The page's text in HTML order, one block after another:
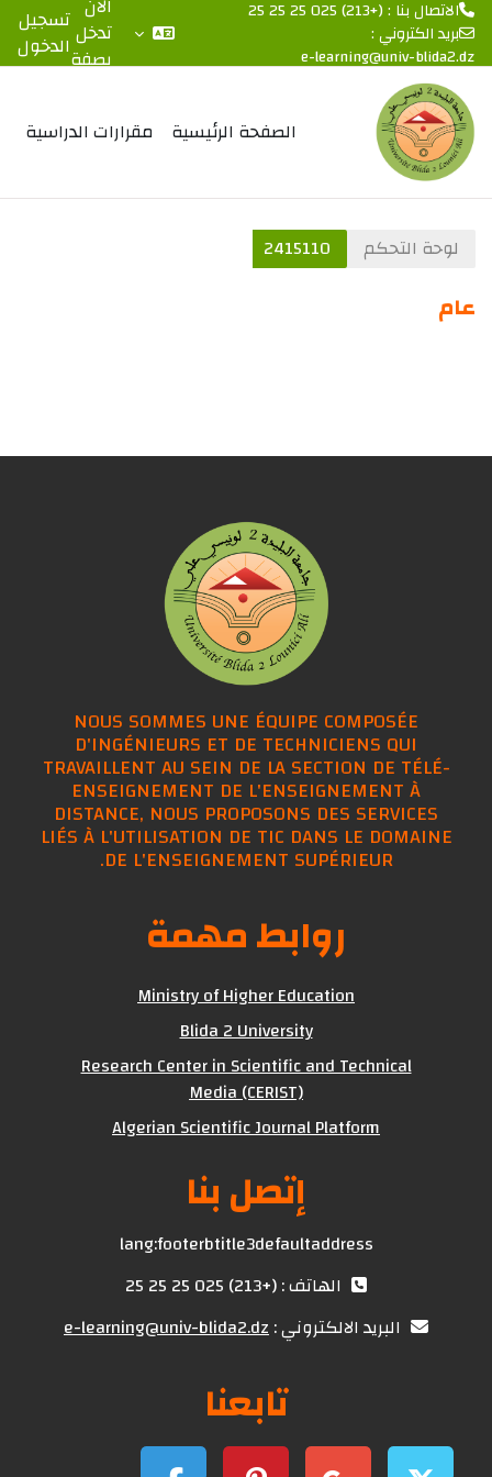
تخطى إلى المحتوى الرئيسي
الاتصال بنا : (+213) 025 25 25 25
بريد الكتروني :
e-learning@univ-blida2.dz
الآن
تدخل
بصفة
تسجيل
الدخول
الصفحة الرئيسية مقرارات الدراسية
لوحة التحكم 2415110
عام
NOUS SOMMES UNE ÉQUIPE COMPOSÉE
D'INGÉNIEURS ET DE TECHNICIENS QUI
TRAVAILLENT AU SEIN DE LA SECTION DE TÉLÉ-
ENSEIGNEMENT DE L'ENSEIGNEMENT À
DISTANCE, NOUS PROPOSONS DES SERVICES
LIÉS À L'UTILISATION DE TIC DANS LE DOMAINE
DE L'ENSEIGNEMENT SUPÉRIEUR.
روابط مهمة
Ministry of Higher Education
Blida 2 University
Research Center in Scientific and Technical
Media (CERIST)
Algerian Scientific Journal Platform
إتصل بنا
lang:footerbtitle3defaultaddress
الهاتف : (+213) 025 25 25 25
البريد الالكتروني :e-learning@univ-blida2.dz
تابعنا